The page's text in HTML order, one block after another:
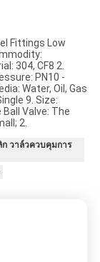
Fittings Low
304, CF8 2.
PN10 -
Water, Oil, Gas
9. Size:
Valve: The
2.
วาล์วควบคุมการ